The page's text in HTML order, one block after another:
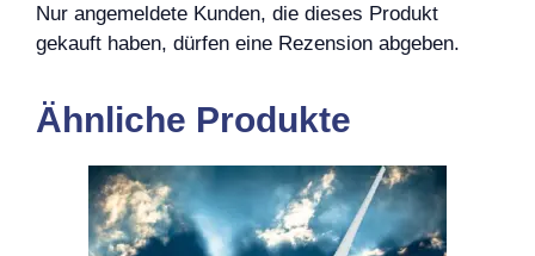
Nur angemeldete Kunden, die dieses Produkt
gekauft haben, dürfen eine Rezension abgeben.
Ähnliche Produkte